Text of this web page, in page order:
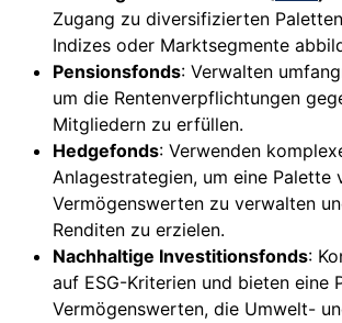
Zugang zu diversifizierten
Indizes oder Marktsegmente
Pensionsfonds: Verwalten
um die Rentenverpflichtungen
Mitgliedern zu erfüllen.
Hedgefonds: Verwenden
Anlagestrategien, um eine Palette
Vermögenswerten zu verwalten
Renditen zu erzielen.
Nachhaltige Investitionsfonds:
auf ESG-Kriterien und bieten eine
Vermögenswerten, die Umwelt-